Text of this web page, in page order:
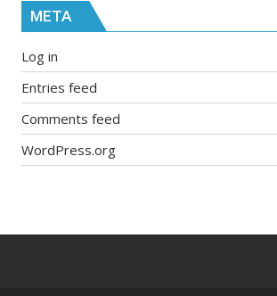
META
Log in
Entries feed
Comments feed
WordPress.org